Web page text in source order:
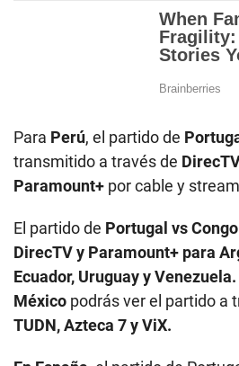
Para Perú, el partido de
transmitido a través de
Paramount+ por cable y
El partido de Portugal vs Congo
DirecTV y Paramount+ para
Ecuador, Uruguay y Venezuela.
México podrás ver el partido a
TUDN, Azteca 7 y ViX.